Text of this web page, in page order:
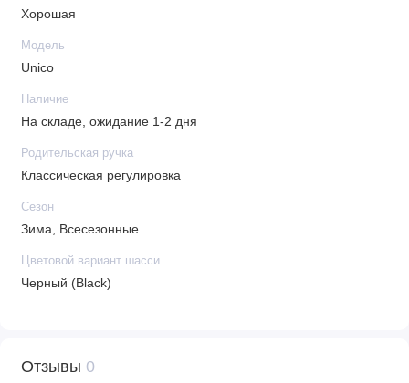
Хорошая
Модель
Unico
Наличие
На складе, ожидание 1-2 дня
Родительская ручка
Классическая регулировка
Сезон
Зима, Всесезонные
Цветовой вариант шасси
Черный (Black)
Отзывы 0